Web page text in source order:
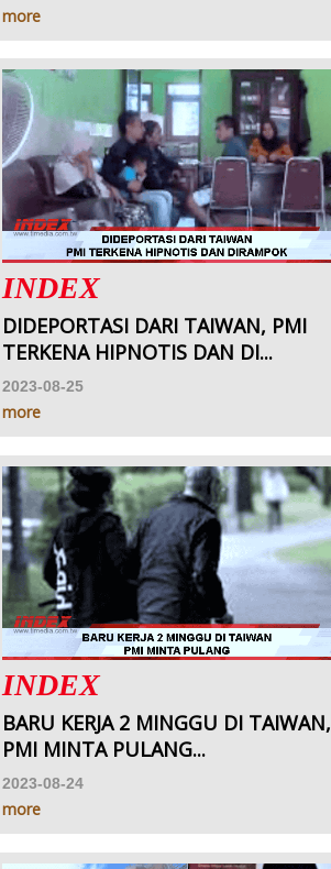
more
INDEX
DIDEPORTASI DARI TAIWAN, PMI
TERKENA HIPNOTIS DAN DI...
2023-08-25
more
INDEX
BARU KERJA 2 MINGGU DI TAIWAN,
PMI MINTA PULANG...
2023-08-24
more